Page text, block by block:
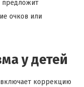
предложит
очков или
у детей
коррекцию